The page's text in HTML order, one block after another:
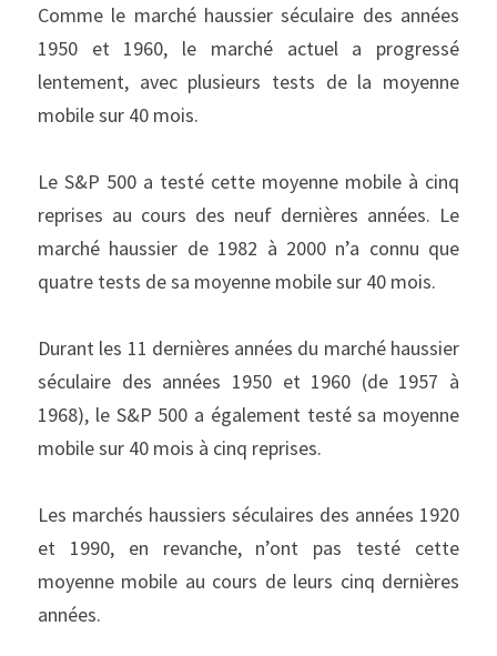
Comme le marché haussier séculaire des années
1950 et 1960, le marché actuel a progressé
lentement, avec plusieurs tests de la moyenne
mobile sur 40 mois.
Le S&P 500 a testé cette moyenne mobile à cinq
reprises au cours des neuf dernières années. Le
marché haussier de 1982 à 2000 n’a connu que
quatre tests de sa moyenne mobile sur 40 mois.
Durant les 11 dernières années du marché haussier
séculaire des années 1950 et 1960 (de 1957 à
1968), le S&P 500 a également testé sa moyenne
mobile sur 40 mois à cinq reprises.
Les marchés haussiers séculaires des années 1920
et 1990, en revanche, n’ont pas testé cette
moyenne mobile au cours de leurs cinq dernières
années.